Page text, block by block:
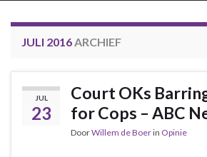
JULI 2016ARCHIEF
JUL
23
Court OKs
for Cops – ABC
DoorWillem de Boerin Opinie